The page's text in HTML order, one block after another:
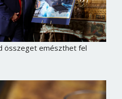
összeget emészthet fel